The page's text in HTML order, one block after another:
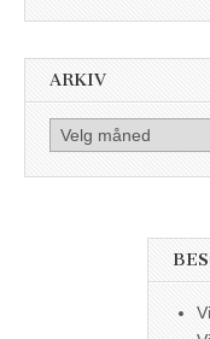
ARKIV
Arkiv